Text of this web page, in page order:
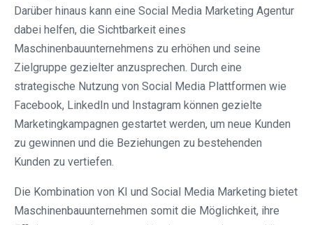
Darüber hinaus kann eine Social Media Marketing Agentur
dabei helfen, die Sichtbarkeit eines
Maschinenbauunternehmens zu erhöhen und seine
Zielgruppe gezielter anzusprechen. Durch eine
strategische Nutzung von Social Media Plattformen wie
Facebook, LinkedIn und Instagram können gezielte
Marketingkampagnen gestartet werden, um neue Kunden
zu gewinnen und die Beziehungen zu bestehenden
Kunden zu vertiefen.
Die Kombination von KI und Social Media Marketing bietet
Maschinenbauunternehmen somit die Möglichkeit, ihre